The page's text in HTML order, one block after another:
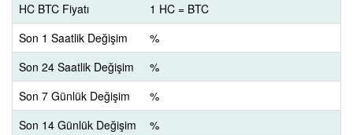
HC BTC Fiyatı
1 HC = BTC
Son 1 Saatlik Değişim
%
Son 24 Saatlik Değişim
%
Son 7 Günlük Değişim
%
Son 14 Günlük Değişim
%